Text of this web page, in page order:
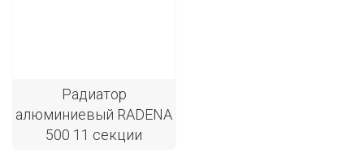
Радиатор
алюминиевый RADENA
500 11 секции